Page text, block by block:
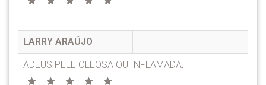
LARRY ARAÚJO
ADEUS PELE OLEOSA OU INFLAMADA,